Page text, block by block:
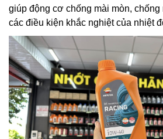
giúp động cơ chống mài mòn,
các điều kiện khắc nghiệt của nhiệt